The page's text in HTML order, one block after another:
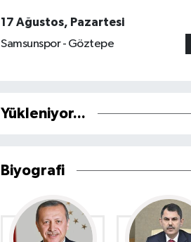
17 Ağustos, Pazartesi
Samsunspor - Göztepe
Yükleniyor...
Biyografi